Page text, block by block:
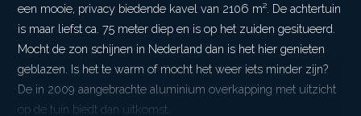
een mooie, privacy biedende kavel van 2106 m². De achtertuin
is maar liefst ca. 75 meter diep en is op het zuiden gesitueerd.
Mocht de zon schijnen in Nederland dan is het hier genieten
geblazen. Is het te warm of mocht het weer iets minder zijn?
De in 2009 aangebrachte aluminium overkapping met uitzicht
op de tuin biedt dan uitkomst.